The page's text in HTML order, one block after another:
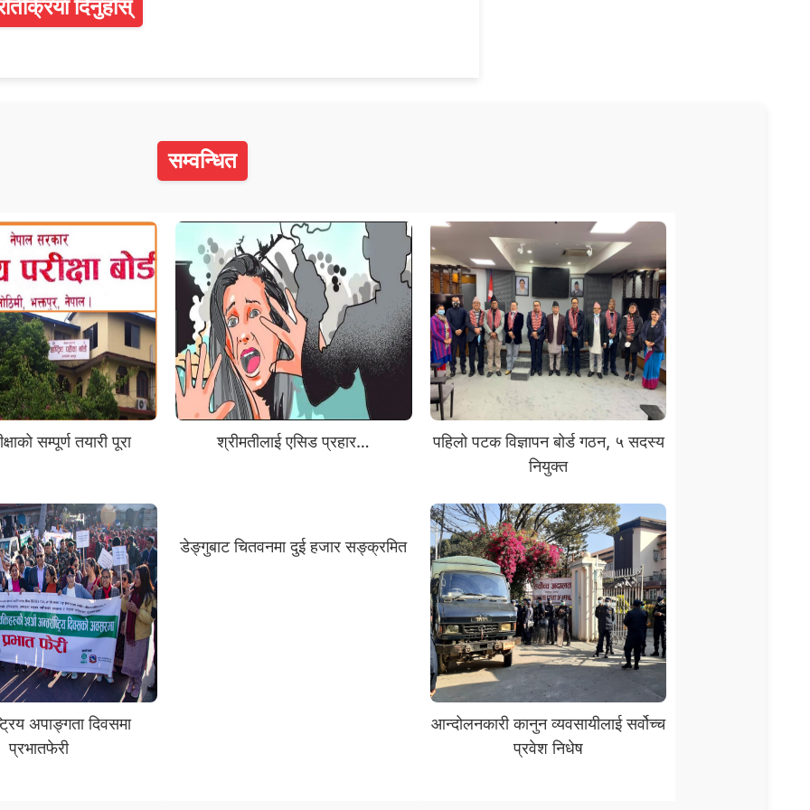
दिनुहोस्
सम्वन्धित
सम्पूर्ण तयारी पूरा श्रीमतीलाई एसिड प्रहार…
पहिलो पटक विज्ञापन बोर्ड गठन, ५ सदस्य
नियुक्त
अपाङ्गता दिवसमा
प्रभातफेरी
डेङ्गुबाट चितवनमा दुई हजार सङ्क्रमित
आन्दोलनकारी कानुन व्यवसायीलाई सर्वोच्च
प्रवेश निधेष